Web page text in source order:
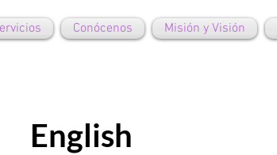
Conócenos Misión y Visión
English